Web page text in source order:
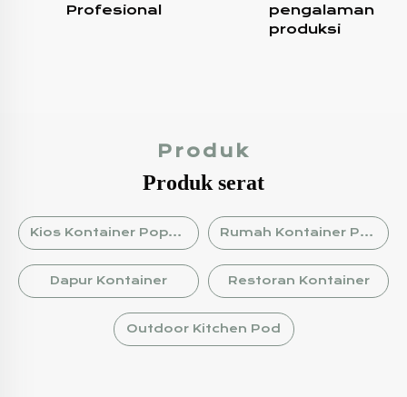
Profesional
pengalaman
produksi
Produk
Produk serat
Kios Kontainer Populer Rumah Kontainer Pengiriman
Dapur Kontainer Restoran Kontainer
Outdoor Kitchen Pod